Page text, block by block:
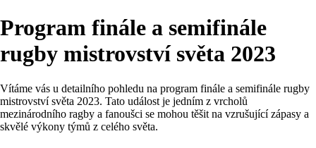
Program finále a semifinále
rugby mistrovství světa 2023
Vítáme vás u detailního pohledu na program finále a semifinále rugby
mistrovství světa 2023. Tato událost je jedním z vrcholů
mezinárodního ragby a fanoušci se mohou těšit na vzrušující zápasy a
skvělé výkony týmů z celého světa.